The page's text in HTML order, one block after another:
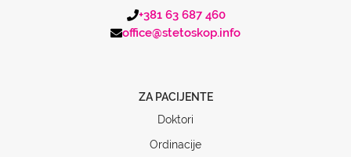
+381 63 687 460
office@stetoskop.info
ZA PACIJENTE
Doktori
Ordinacije